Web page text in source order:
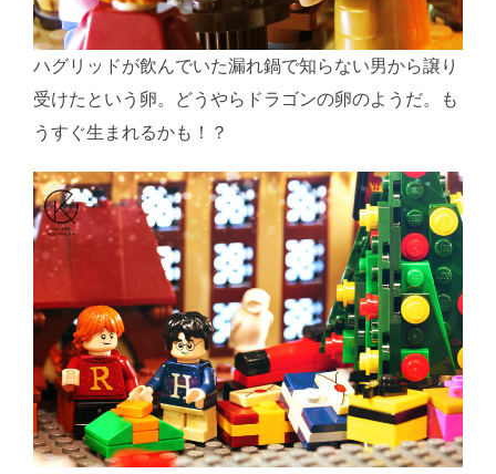
ハグリッドが飲んでいた漏れ鍋で知らない男から譲り
受けたという卵。どうやらドラゴンの卵のようだ。も
うすぐ生まれるかも！？